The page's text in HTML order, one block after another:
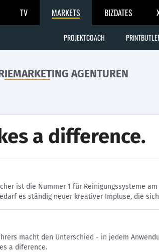
TV MARKETS BIZDATES
PROJEKTCOACH
AGENTUREN
a difference.
ist die Nummer 1 für Reinigungssysteme
es ständig neuer kreativer Impluse, die
macht den Unterschied - in jedem
a diference.